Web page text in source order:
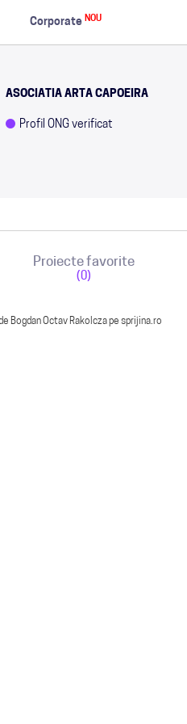
Corporate NOU
ASOCIATIA ARTA CAPOEIRA
Profil ONG verificat
Proiecte favorite
(0)
Bogdan Octav Rakolcza pe sprijina.ro